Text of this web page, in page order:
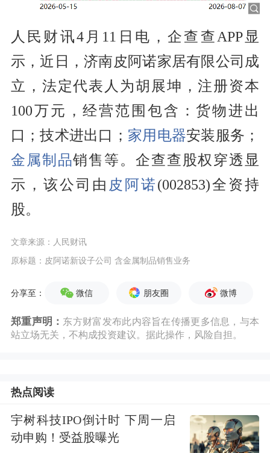
人民财讯4月11日电，企查查APP显
示，近日，济南皮阿诺家居有限公司成
立，法定代表人为胡展坤，注册资本
100万元，经营范围包含：货物进出
口；技术进出口； 家用电器安装服务；
金属制品销售等。企查查股权穿透显
示，该公司由 皮阿诺(002853)全资持
股。
文章来源：人民财讯
原标题：皮阿诺新设子公司 含金属制品销售业务
分享至： 微信 朋友圈 微博
郑重声明： 东方财富发布此内容旨在传播更多信息，与本
站立场无关，不构成投资建议。据此操作，风险自担。
热点阅读
宇树科技IPO倒计时 下周一启
动申购！受益股曝光